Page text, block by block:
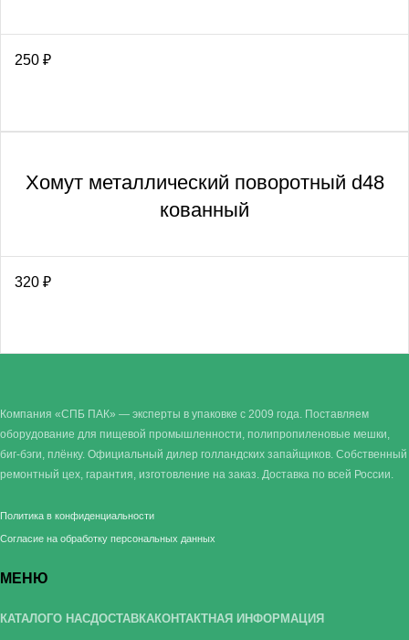
250 ₽
Хомут металлический поворотный d48
кованный
320 ₽
Компания «СПБ ПАК» — эксперты в упаковке с 2009 года. Поставляем
оборудование для пищевой промышленности, полипропиленовые мешки,
биг-бэги, плёнку. Официальный дилер голландских запайщиков. Собственный
ремонтный цех, гарантия, изготовление на заказ. Доставка по всей России.
Политика в конфиденциальности
Согласие на обработку персональных данных
МЕНЮ
КАТАЛОГО НАСДОСТАВКАКОНТАКТНАЯ ИНФОРМАЦИЯ